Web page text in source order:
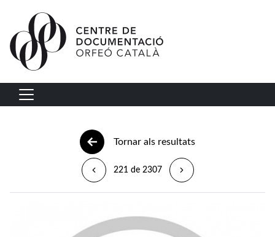
Vés al contingut
Navegació principal
Tornar als resultats
221 de 2307